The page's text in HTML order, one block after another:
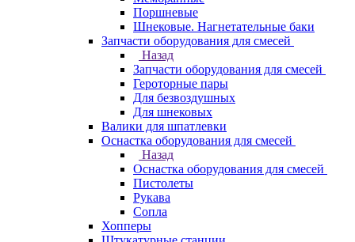
Поршневые
Шнековые. Нагнетательные баки
Запчасти оборудования для смесей
Назад
Запчасти оборудования для смесей
Героторные пары
Для безвоздушных
Для шнековых
Валики для шпатлевки
Оснастка оборудования для смесей
Назад
Оснастка оборудования для смесей
Пистолеты
Рукава
Сопла
Хопперы